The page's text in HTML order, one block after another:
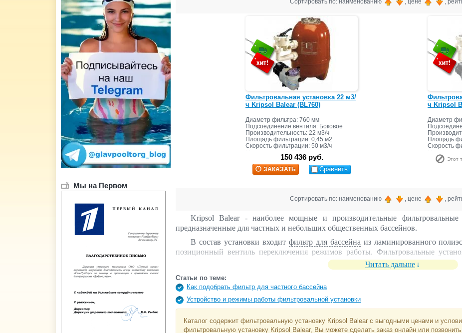
Мы на Первом
Сортировать по: наименованию , цене ,
Фильтровальная установка 22 м3/
ч Kripsol Balear (BL760)
Диаметр фильтра: 760 мм
Подсоединение вентиля: Боковое
Производительность: 22 м3/ч
Площадь фильтрации: 0,45 м2
Скорость фильтрации: 50 м3/ч
Масса засыпки: 225 кг
150 436 руб.
ЗАКАЗАТЬ Сравнить
ч Kripsol
Диаметр
Площадь
Скорость
Масса
Этот
Сортировать по: наименованию , цене ,
Kripsol Balear - наиболее мощные и производительные
предназначенные для частных и небольших общественных бассейнов.
В состав установки входит фильтр для бассейна из ламинированного
позиционный вентиль переключения режимов работы. Фильтровальные
варианте с боковым подключением вентиля.
Внимание!
Читать дальше
Статьи по теме:
Как подобрать фильтр для частного бассейна
Устройство и режимы работы фильтровальной установки
Каталог содержит фильтровальную установку Kripsol Balear с выгодными ценами и
фильтровальную установку Kripsol Balear, Вы можете сделать заказ онлайн или